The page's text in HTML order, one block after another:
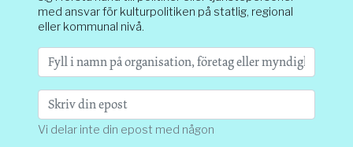
med ansvar för kulturpolitiken på statlig, regional
eller kommunal nivå.
Vi delar inte din epost med någon